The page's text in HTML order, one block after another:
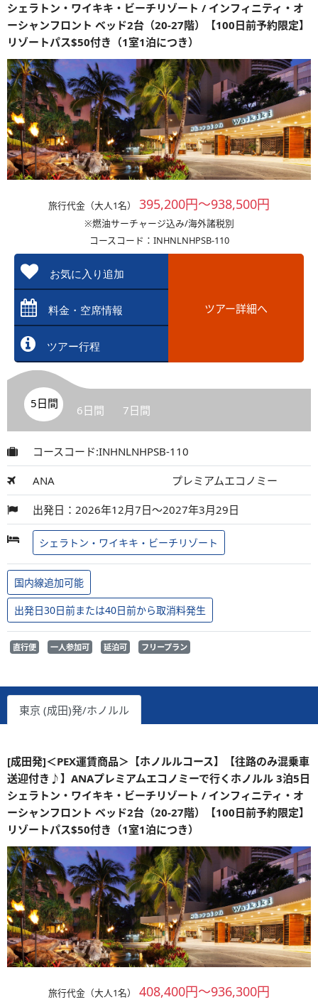
シェラトン・ワイキキ・ビーチリゾート / インフィニティ・オ
ーシャンフロント ベッド2台（20-27階）【100日前予約限定】
リゾートパス$50付き（1室1泊につき）
旅行代金（大人1名） 395,200円～938,500円
※燃油サーチャージ込み/海外諸税別
コースコード：INHNLNHPSB-110
お気に入り追加
料金・空席情報
ツアー行程
ツアー詳細へ
5日間 6日間 7日間
コースコード:INHNLNHPSB-110
ANA プレミアムエコノミー
出発日：2026年12月7日～2027年3月29日
シェラトン・ワイキキ・ビーチリゾート
国内線追加可能
出発日30日前または40日前から取消料発生
直行便 一人参加可 延泊可 フリープラン
東京 (成田)発/ホノルル
[成田発]＜PEX運賃商品＞【ホノルルコース】【往路のみ混乗車
送迎付き♪】ANAプレミアムエコノミーで行くホノルル 3泊5日
シェラトン・ワイキキ・ビーチリゾート / インフィニティ・オ
ーシャンフロント ベッド2台（20-27階）【100日前予約限定】
リゾートパス$50付き（1室1泊につき）
旅行代金（大人1名） 408,400円～936,300円